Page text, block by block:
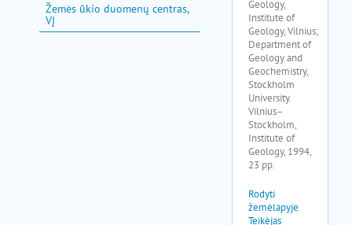
Žemės ūkio duomenų centras,
VĮ